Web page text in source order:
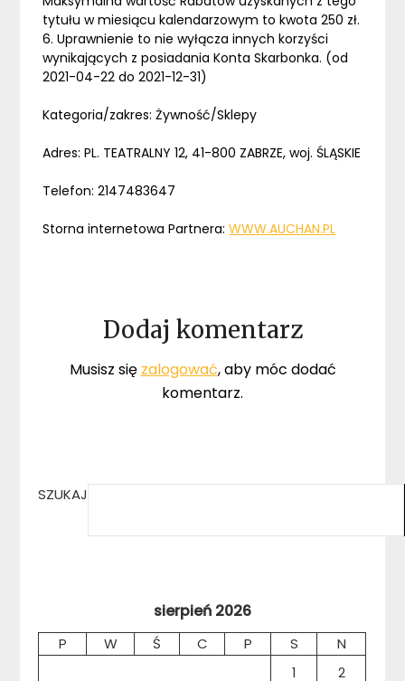
tytułu w miesiącu kalendarzowym to kwota 250 zł.
6. Uprawnienie to nie wyłącza innych korzyści
wynikających z posiadania Konta Skarbonka. (od
2021-04-22 do 2021-12-31)
Kategoria/zakres: Żywność/Sklepy
Adres: PL. TEATRALNY 12, 41-800 ZABRZE, woj. ŚLĄSKIE
Telefon: 2147483647
Storna internetowa Partnera:WWW.AUCHAN.PL
Dodaj komentarz
Musisz się zalogować, aby móc dodać
komentarz.
SZUKAJ
sierpień 2026
P W Ś C P S
N
1
2